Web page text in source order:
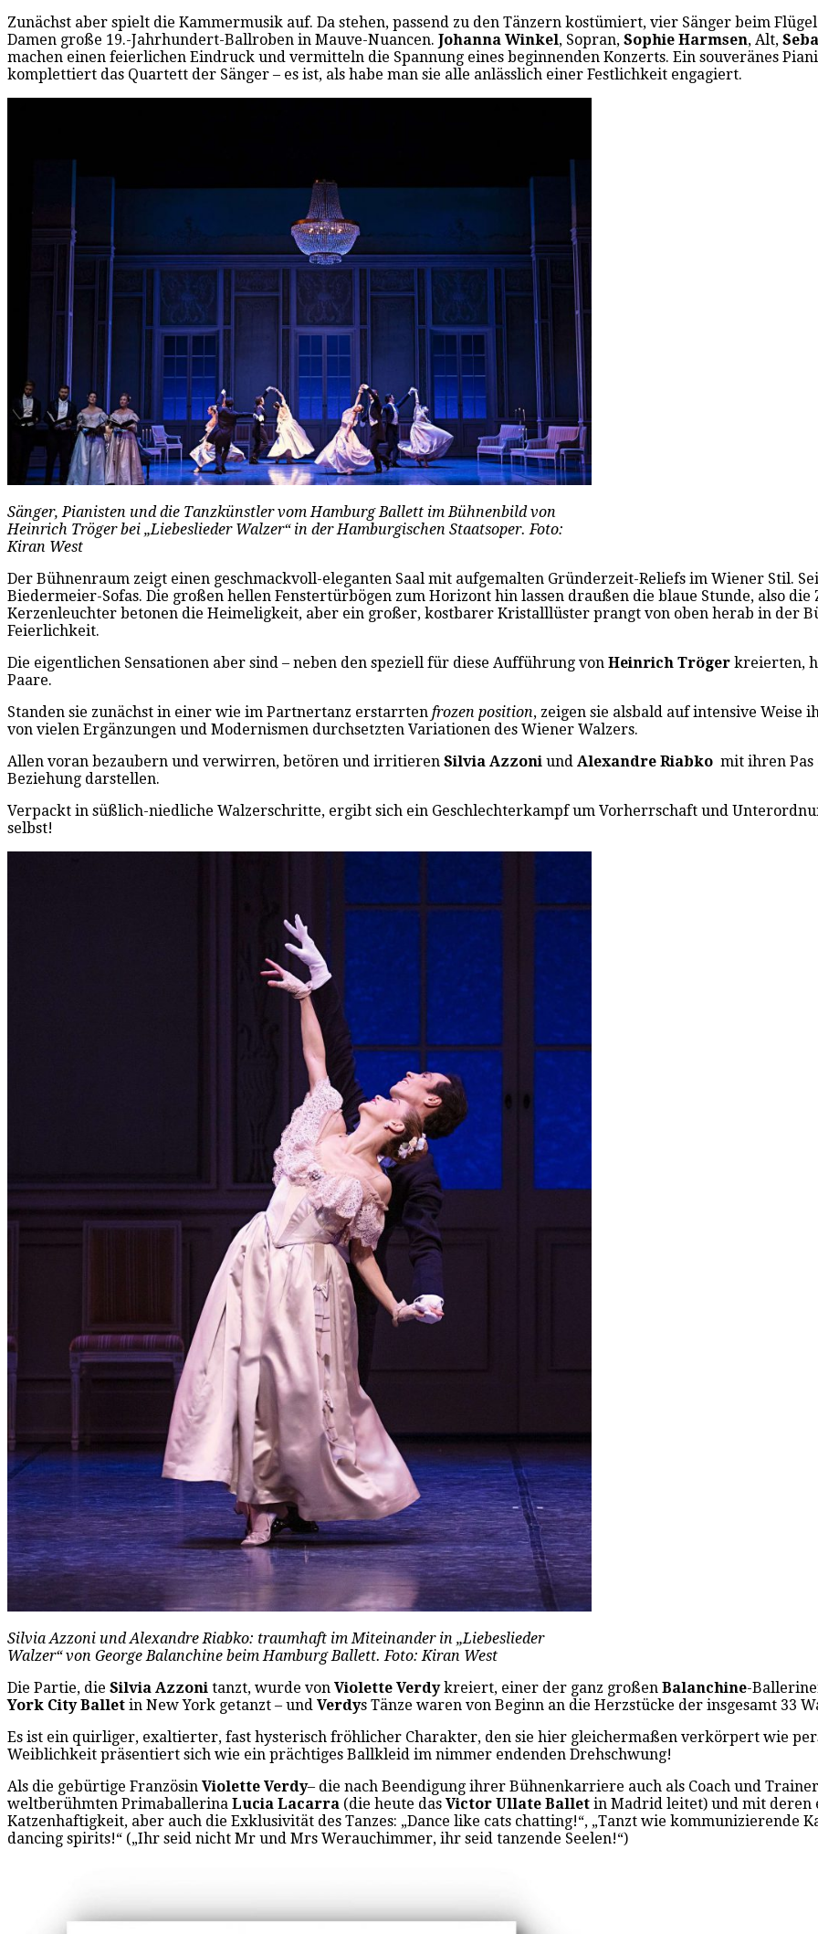
Zunächst aber spielt die Kammermusik auf. Da stehen, passend zu den Tänzern kostümiert, vier Sänger beim
Damen große 19.-Jahrhundert-Ballroben in Mauve-Nuancen. Johanna Winkel, Sopran, Sophie Harmsen, Alt,
machen einen feierlichen Eindruck und vermitteln die Spannung eines beginnenden Konzerts. Ein souveränes
komplettiert das Quartett der Sänger – es ist, als habe man sie alle anlässlich einer Festlichkeit engagiert.
Sänger, Pianisten und die Tanzkünstler vom Hamburg Ballett im Bühnenbild von
Heinrich Tröger bei „Liebeslieder Walzer“ in der Hamburgischen Staatsoper. Foto:
Kiran West
Der Bühnenraum zeigt einen geschmackvoll-eleganten Saal mit aufgemalten Gründerzeit-Reliefs im Wiener Stil.
Biedermeier-Sofas. Die großen hellen Fenstertürbögen zum Horizont hin lassen draußen die blaue Stunde, also
Kerzenleuchter betonen die Heimeligkeit, aber ein großer, kostbarer Kristalllüster prangt von oben herab in der
Feierlichkeit.
Die eigentlichen Sensationen aber sind – neben den speziell für diese Aufführung von Heinrich Tröger kreierten,
Paare.
Standen sie zunächst in einer wie im Partnertanz erstarrten frozen position, zeigen sie alsbald auf intensive Weise
von vielen Ergänzungen und Modernismen durchsetzten Variationen des Wiener Walzers.
Allen voran bezaubern und verwirren, betören und irritieren Silvia Azzoni und Alexandre Riabko mit ihren Pas
Beziehung darstellen.
Verpackt in süßlich-niedliche Walzerschritte, ergibt sich ein Geschlechterkampf um Vorherrschaft und
selbst!
Silvia Azzoni und Alexandre Riabko: traumhaft im Miteinander in „Liebeslieder
Walzer“ von George Balanchine beim Hamburg Ballett. Foto: Kiran West
Die Partie, die Silvia Azzoni tanzt, wurde von Violette Verdykreiert, einer der ganz großen Balanchine-
York City Ballet in New York getanzt – und Verdys Tänze waren von Beginn an die Herzstücke der insgesamt 33
Es ist ein quirliger, exaltierter, fast hysterisch fröhlicher Charakter, den sie hier gleichermaßen verkörpert wie
Weiblichkeit präsentiert sich wie ein prächtiges Ballkleid im nimmer endenden Drehschwung!
Als die gebürtige Französin Violette Verdy– die nach Beendigung ihrer Bühnenkarriere auch als Coach und
weltberühmten Primaballerina Lucia Lacarra (die heute das Victor Ullate Ballet in Madrid leitet) und mit deren
Katzenhaftigkeit, aber auch die Exklusivität des Tanzes: „Dance like cats chatting!“, „Tanzt wie kommunizierende
dancing spirits!“ („Ihr seid nicht Mr und Mrs Werauchimmer, ihr seid tanzende Seelen!“)